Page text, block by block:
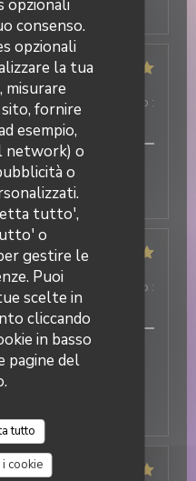
opzionali
consenso.
opzionali
la tua
misurare
fornire
esempio,
network) o
o
tutto',
o
gestire le
Puoi
scelte in
cliccando
in basso
pagine del
tutto
cookie
Cucina : 5/5 Qualità / Prezzo :
et tout est
: 5/5 Qualità / Prezzo :
au cœur du village !
est tout
attentionné et